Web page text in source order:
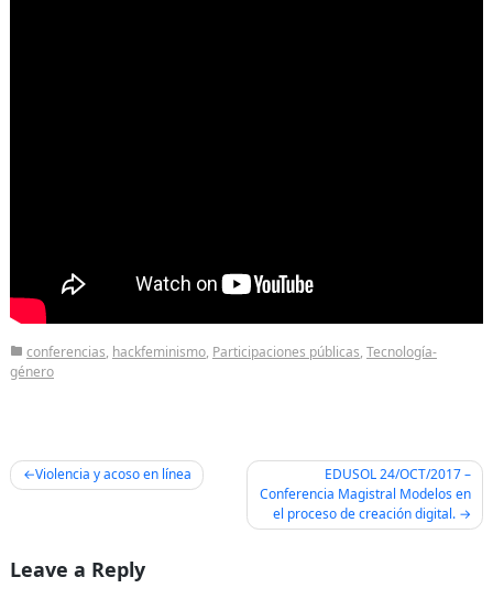
conferencias, hackfeminismo, Participaciones públicas, Tecnología-
género
PostViolencia y acoso en línea
EDUSOL 24/OCT/2017 –
Conferencia Magistral Modelos en
el proceso de creación digital.
Leave a Reply